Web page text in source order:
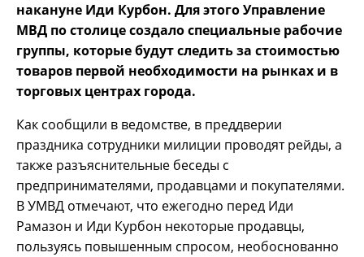
накануне Иди Курбон. Для этого Управление
МВД по столице создало специальные рабочие
группы, которые будут следить за стоимостью
товаров первой необходимости на рынках и в
торговых центрах города.
Как сообщили в ведомстве, в преддверии
праздника сотрудники милиции проводят рейды, а
также разъяснительные беседы с
предпринимателями, продавцами и покупателями.
В УМВД отмечают, что ежегодно перед Иди
Рамазон и Иди Курбон некоторые продавцы,
пользуясь повышенным спросом, необоснованно